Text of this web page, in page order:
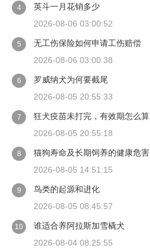
4
英斗一月花销多少
2026-08-06 03:00:52
5
无工伤保险如何申请工伤赔偿
2026-08-06 03:00:38
6
罗威纳犬为何要截尾
2026-08-05 20:55:33
7
狂犬疫苗未打完，有效期怎么算
2026-08-05 20:55:18
8
猫狗寿命及长期饲养的健康危害
2026-08-05 14:51:15
9
鸟类的起源和进化
2026-08-05 08:45:57
10
谁适合养阿拉斯加雪橇犬
2026-08-04 08:25:55